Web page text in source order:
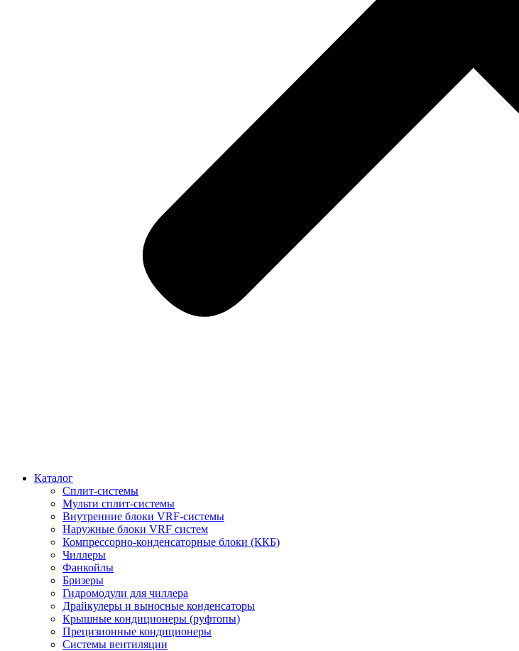
Каталог
Сплит-системы
Мульти сплит-системы
Внутренние блоки VRF-cистемы
Наружные блоки VRF cистем
Компрессорно-конденсаторные блоки (ККБ)
Чиллеры
Фанкойлы
Бризеры
Гидромодули для чиллера
Драйкулеры и выносные конденсаторы
Крышные кондиционеры (руфтопы)
Прецизионные кондиционеры
Системы вентиляции